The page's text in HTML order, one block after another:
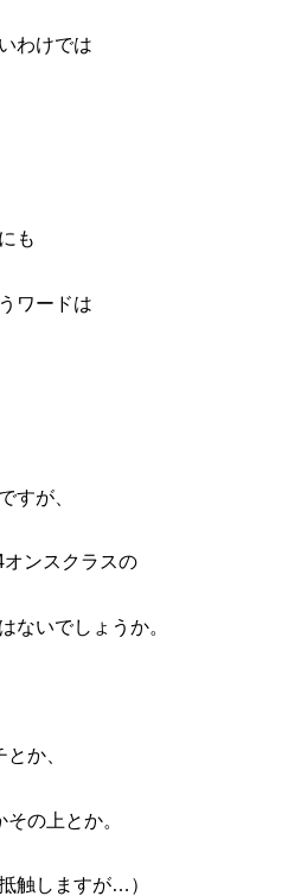
わけでは
も
ワードは
すが、
ンスクラスの
ないでしょうか。
か、
の上とか。
触しますが…）